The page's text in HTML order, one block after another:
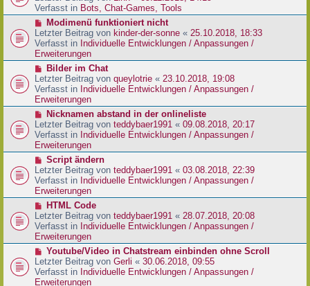
a
g
e
i
r
a
g
u
e
r
B
e
i
r
a
g
Verfasst in Bots, Chat-Games, Tools
N
e
u
e
r
B
e
i
t
a
g
Modimenü funktioniert nicht
Letzter Beitrag von kinder-der-sonne « 25.10.2018, 18:33
Verfasst in Individuelle Entwicklungen / Anpassungen /
Erweiterungen
N
e
u
e
r
B
e
i
t
a
g
Bilder im Chat
Letzter Beitrag von queylotrie « 23.10.2018, 19:08
Verfasst in Individuelle Entwicklungen / Anpassungen /
Erweiterungen
N
e
u
e
r
B
e
i
t
a
g
Nicknamen abstand in der onlineliste
Letzter Beitrag von teddybaer1991 « 09.08.2018, 20:17
Verfasst in Individuelle Entwicklungen / Anpassungen /
Erweiterungen
N
e
u
e
r
B
e
i
t
a
g
Script ändern
Letzter Beitrag von teddybaer1991 « 03.08.2018, 22:39
Verfasst in Individuelle Entwicklungen / Anpassungen /
Erweiterungen
N
e
u
e
r
B
e
i
HTML Code
Letzter Beitrag von teddybaer1991 « 28.07.2018, 20:08
Verfasst in Individuelle Entwicklungen / Anpassungen /
Erweiterungen
N
e
u
e
Youtube/Video in Chatstream einbinden ohne Scroll
Letzter Beitrag von Gerli « 30.06.2018, 09:55
Verfasst in Individuelle Entwicklungen / Anpassungen /
Erweiterungen